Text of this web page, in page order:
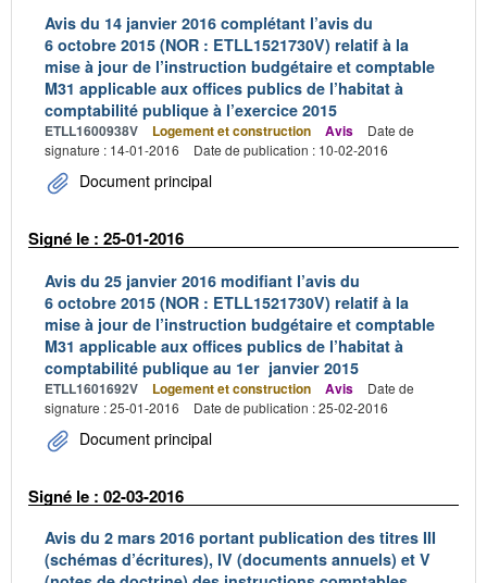
Avis du 14 janvier 2016 complétant l’avis du
6 octobre 2015 (NOR : ETLL1521730V) relatif à la
mise à jour de l’instruction budgétaire et comptable
M31 applicable aux offices publics de l’habitat à
comptabilité publique à l’exercice 2015
ETLL1600938V Logement et construction Avis
Date de
signature : 14-01-2016
Date de publication : 10-02-2016
Document principal
Signé le : 25-01-2016
Avis du 25 janvier 2016 modifiant l’avis du
6 octobre 2015 (NOR : ETLL1521730V) relatif à la
mise à jour de l’instruction budgétaire et comptable
M31 applicable aux offices publics de l’habitat à
comptabilité publique au 1er janvier 2015
ETLL1601692V Logement et construction Avis
Date de
signature : 25-01-2016
Date de publication : 25-02-2016
Document principal
Signé le : 02-03-2016
Avis du 2 mars 2016 portant publication des titres III
(schémas d’écritures), IV (documents annuels) et V